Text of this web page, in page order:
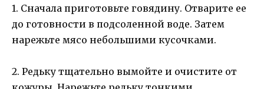
1. Сначала приготовьте говядину. Отварите ее
до готовности в подсоленной воде. Затем
нарежьте мясо небольшими кусочками.
2. Редьку тщательно вымойте и очистите от